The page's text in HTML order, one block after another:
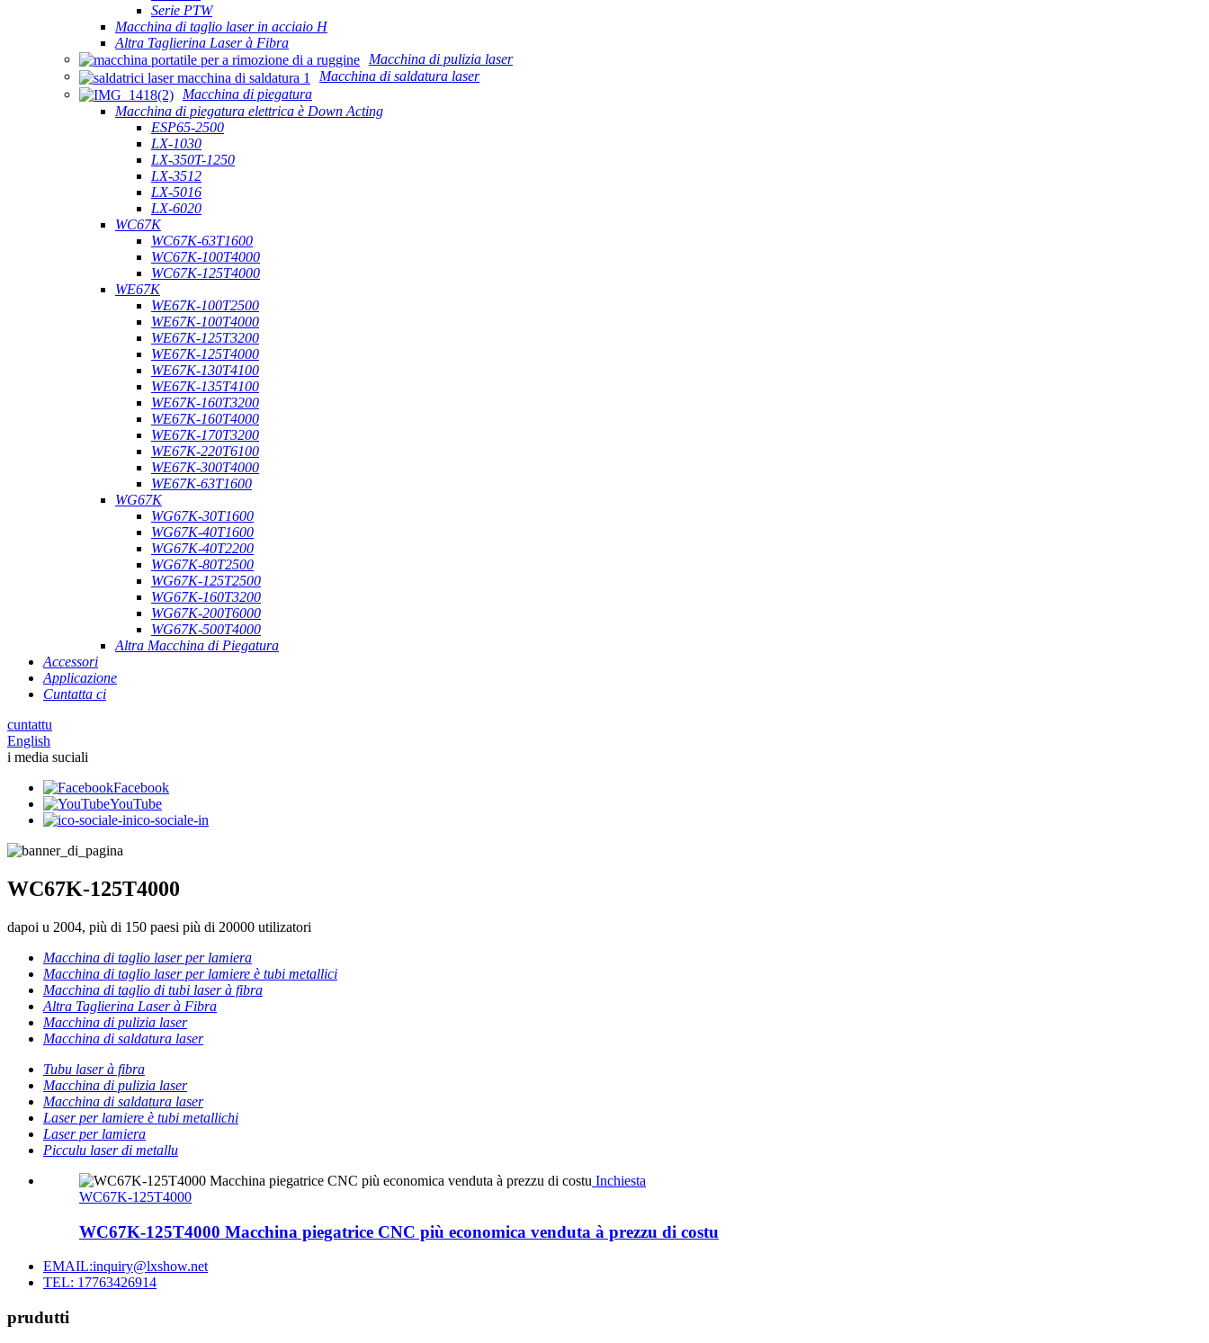
Serie PTW
Macchina di taglio laser in acciaio H
Altra Taglierina Laser à Fibra
Macchina di pulizia laser
Macchina di saldatura laser
Macchina di piegatura
Macchina di piegatura elettrica è Down Acting
ESP65-2500
LX-1030
LX-350T-1250
LX-3512
LX-5016
LX-6020
WC67K
WC67K-63T1600
WC67K-100T4000
WC67K-125T4000
WE67K
WE67K-100T2500
WE67K-100T4000
WE67K-125T3200
WE67K-125T4000
WE67K-130T4100
WE67K-135T4100
WE67K-160T3200
WE67K-160T4000
WE67K-170T3200
WE67K-220T6100
WE67K-300T4000
WE67K-63T1600
WG67K
WG67K-30T1600
WG67K-40T1600
WG67K-40T2200
WG67K-80T2500
WG67K-125T2500
WG67K-160T3200
WG67K-200T6000
WG67K-500T4000
Altra Macchina di Piegatura
Accessori
Applicazione
Cuntatta ci
cuntattu
English
i media suciali
Facebook
YouTube
ico-sociale-in
WC67K-125T4000
dapoi u 2004, più di 150 paesi più di 20000 utilizatori
Macchina di taglio laser per lamiera
Macchina di taglio laser per lamiere è tubi metallici
Macchina di taglio di tubi laser à fibra
Altra Taglierina Laser à Fibra
Macchina di pulizia laser
Macchina di saldatura laser
Tubu laser à fibra
Macchina di pulizia laser
Macchina di saldatura laser
Laser per lamiere è tubi metallichi
Laser per lamiera
Picculu laser di metallu
Inchiesta
WC67K-125T4000
WC67K-125T4000 Macchina piegatrice CNC più economica venduta à prezzu di costu
EMAIL:inquiry@lxshow.net
TEL: 17763426914
prudutti